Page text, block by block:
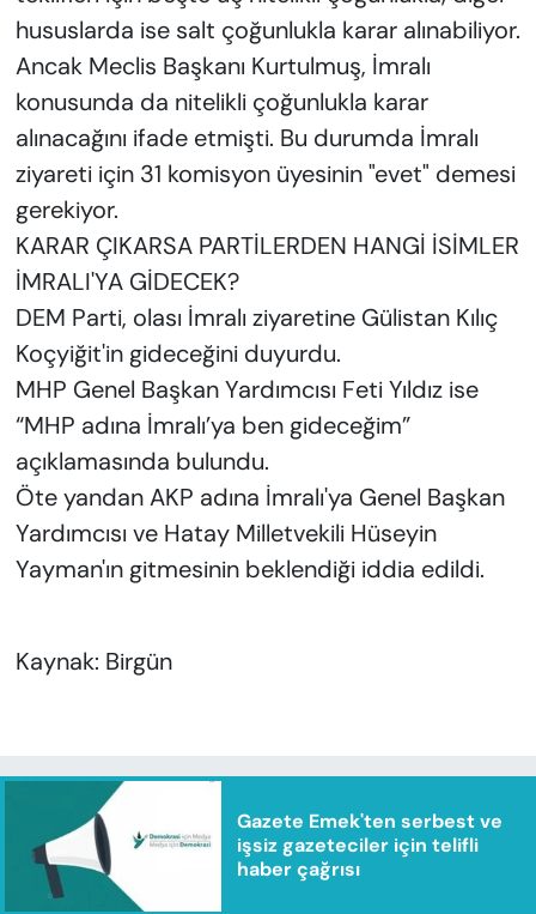
hususlarda ise salt çoğunlukla karar alınabiliyor.
Ancak Meclis Başkanı Kurtulmuş, İmralı
konusunda da nitelikli çoğunlukla karar
alınacağını ifade etmişti. Bu durumda İmralı
ziyareti için 31 komisyon üyesinin "evet" demesi
gerekiyor.
KARAR ÇIKARSA PARTİLERDEN HANGİ İSİMLER
İMRALI'YA GİDECEK?
DEM Parti, olası İmralı ziyaretine Gülistan Kılıç
Koçyiğit'in gideceğini duyurdu.
MHP Genel Başkan Yardımcısı Feti Yıldız ise
“MHP adına İmralı’ya ben gideceğim”
açıklamasında bulundu.
Öte yandan AKP adına İmralı'ya Genel Başkan
Yardımcısı ve Hatay Milletvekili Hüseyin
Yayman'ın gitmesinin beklendiği iddia edildi.
Kaynak: Birgün
Gazete Emek'ten serbest ve
işsiz gazeteciler için telifli
haber çağrısı